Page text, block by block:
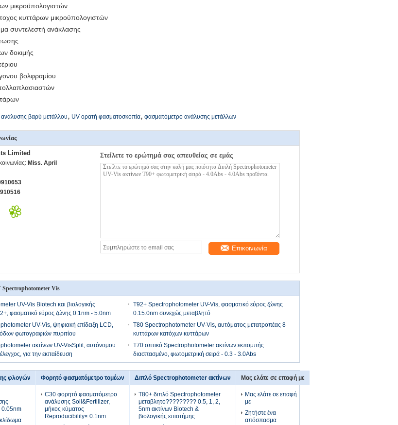
μικροϋπολογιστών
κυττάρων μικροϋπολογιστών
συντελεστή ανάκλασης
δοκιμής
βολφραμίου
βαρύ μετάλλου, UV ορατή φασματοσκοπία, φασματόμετρο ανάλυσης μετάλλων
Limited
Miss. April
Στείλετε το ερώτημά σας απευθείας σε εμάς
Επικοινωνία
Spectrophotometer Vis
UV-Vis Biotech και βιολογικής
φασματικό εύρος ζώνης 0.1nm - 5.0nm
T92+ Spectrophotometer UV-Vis, φασματικό εύρος ζώνης
0.15.0nm συνεχώς μεταβλητό
UV-Vis, ψηφιακή επίδειξη LCD,
φωτογραφιών πυριτίου
T80 Spectrophotometer UV-Vis, αυτόματος μετατροπέας 8
κυττάρων κατόχων κυττάρων
ακτίνων UV-VisSplit, αυτόνομου
για την εκπαίδευση
T70 οπτικό Spectrophotometer ακτίνων εκπομπής
διασπασμένο, φωτομετρική σειρά - 0.3 - 3.0Abs
φλογών
0.05nm
Φορητό φασματόμετρο τομέων
C30 φορητό φασματόμετρο
ανάλυσης Soil&Fertilizer,
μήκος κύματος
Reproducibility≤ 0.1nm
Διπλό Spectrophotometer ακτίνων
T80+ διπλό Spectrophotometer
μεταβλητό????????? 0.5, 1, 2,
5nm ακτίνων Biotech &
βιολογικής επιστήμης
Μας ελάτε σε επαφή με
Μας ελάτε σε επαφή
με
Ζητήστε ένα
απόσπασμα